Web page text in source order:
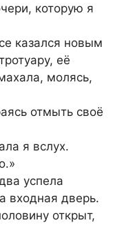
которую я
казался новым
её
молясь,
отмыть своё
я вслух.
успела
входная дверь.
открыт,